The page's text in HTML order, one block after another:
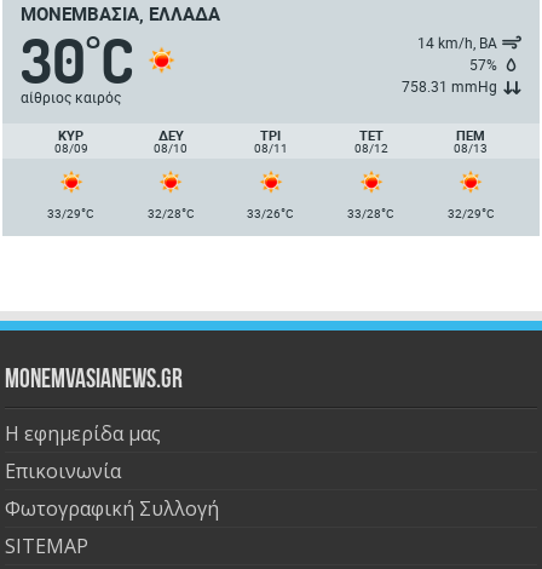
ΜΟΝΕΜΒΑΣΙΆ, ΕΛΛΆΔΑ
30°C
αίθριος καιρός
14 km/h, ΒΑ
57%
758.31 mmHg
ΚΥΡ
08/09
ΔΕΥ
08/10
ΤΡΙ
08/11
ΤΕΤ
08/12
ΠΈΜ
08/13
33/29°C 32/28°C 33/26°C 33/28°C 32/29°C
Monemvasianews.gr
Η εφημερίδα μας
Επικοινωνία
Φωτογραφική Συλλογή
SITEMAP